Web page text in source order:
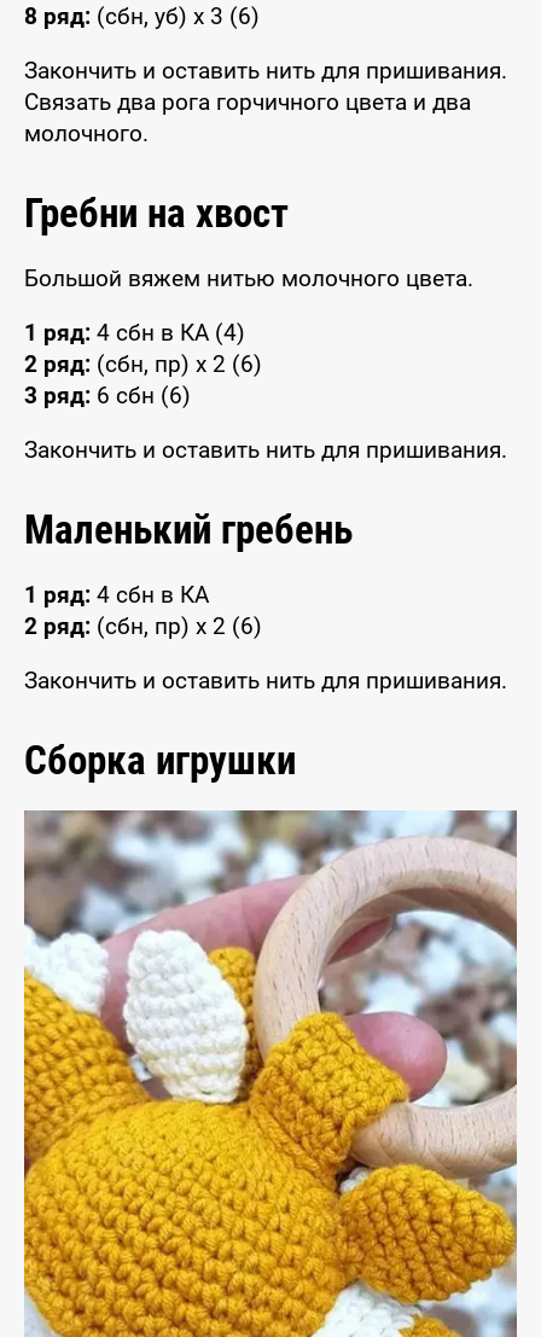
8 ряд: (сбн, уб) x 3 (6)
Закончить и оставить нить для пришивания.
Связать два рога горчичного цвета и два
молочного.
Гребни на хвост
Большой вяжем нитью молочного цвета.
1 ряд: 4 сбн в КА (4)
2 ряд: (сбн, пр) x 2 (6)
3 ряд: 6 сбн (6)
Закончить и оставить нить для пришивания.
Маленький гребень
1 ряд: 4 сбн в КА
2 ряд: (сбн, пр) x 2 (6)
Закончить и оставить нить для пришивания.
Сборка игрушки